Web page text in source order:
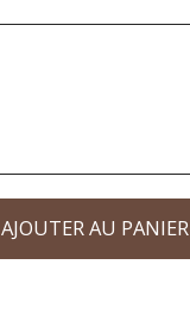
AJOUTER AU PANIER